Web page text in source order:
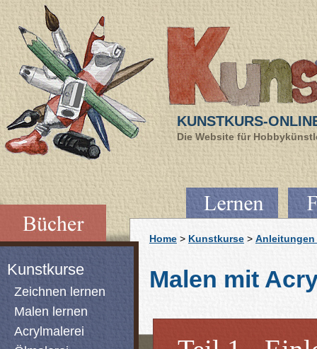
KUNSTKURS-
Die Website für
Kunstkurse
Zeichnen lernen
Malen lernen
Acrylmalerei
Home > Kunstkurse > Anleitungen
Malen mit